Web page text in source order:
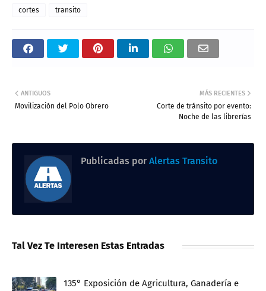
cortes transito
MÁS RECIENTES
Corte de tránsito por evento:
Noche de las librerías
ANTIGUOS
Movilización del Polo Obrero
Publicadas por Alertas Transito
Tal Vez Te Interesen Estas Entradas
135° Exposición de Agricultura, Ganadería e